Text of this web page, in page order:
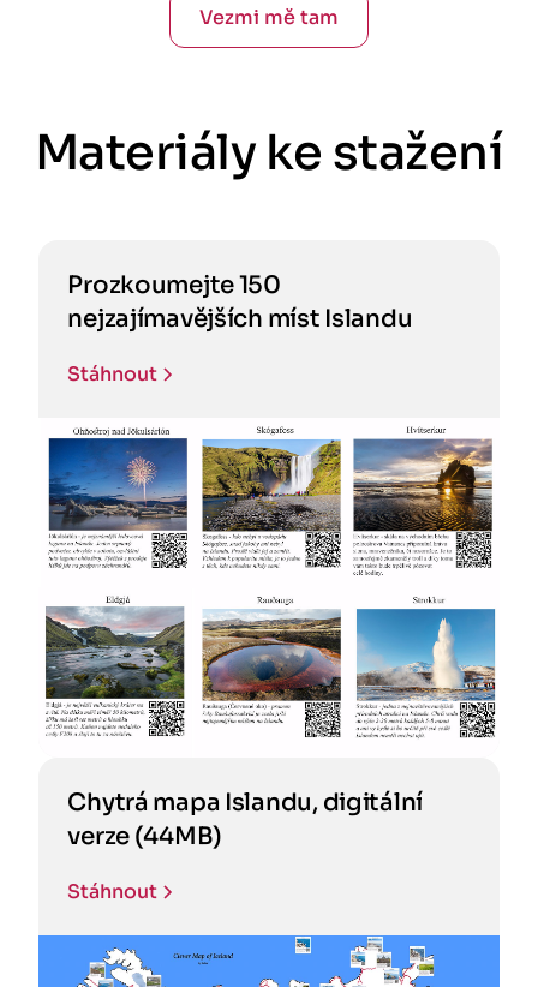
Vezmi mě tam
Materiály ke stažení
Prozkoumejte 150
nejzajímavějších míst Islandu
Stáhnout
Chytrá mapa Islandu, digitální
verze (44MB)
Stáhnout